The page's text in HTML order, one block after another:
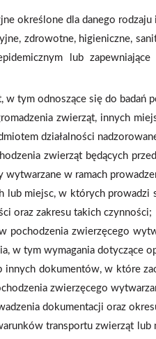
określone dla danego
zdrowotne, higieniczne,
lub
w tym odnoszące się do badań
zwierząt, innych
działalności
zwierząt będących
w ramach
lub miejsc, w których prowadzi
oraz zakresu takich czynności;
pochodzenia zwierzęcego
w tym wymagania dotyczące
dokumentów, w które
zwierzęcego
dokumentacji oraz
transportu zwierząt lub